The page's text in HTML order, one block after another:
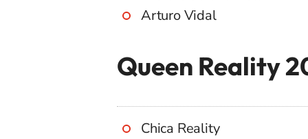
Arturo Vidal
Queen Reality
Chica Reality